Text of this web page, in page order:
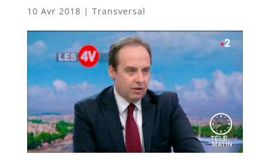
10 Avr 2018 | Transversal